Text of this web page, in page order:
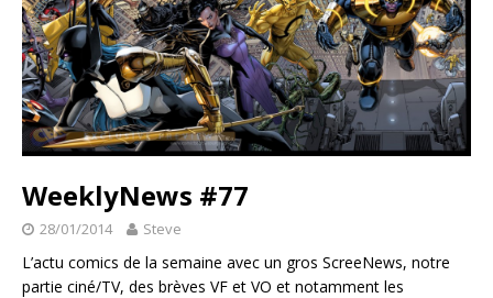
WeeklyNews #77
28/01/2014 Steve
L’actu comics de la semaine avec un gros ScreeNews, notre
partie ciné/TV, des brèves VF et VO et notamment les